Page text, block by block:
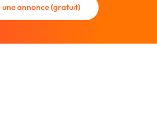
une annonce (gratuit)